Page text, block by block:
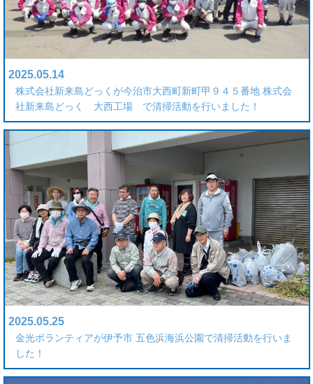
2025.05.14
株式会社新来島どっくが今治市大西町新町甲９４５番地 株式会
社新来島どっく 大西工場 で清掃活動を行いました！
2025.05.25
金光ボランティアが伊予市 五色浜海浜公園で清掃活動を行いま
した！